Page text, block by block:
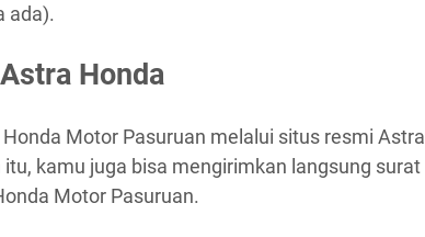
ada).
Honda
Motor Pasuruan melalui situs resmi Astra
kamu juga bisa mengirimkan langsung surat
Motor Pasuruan.